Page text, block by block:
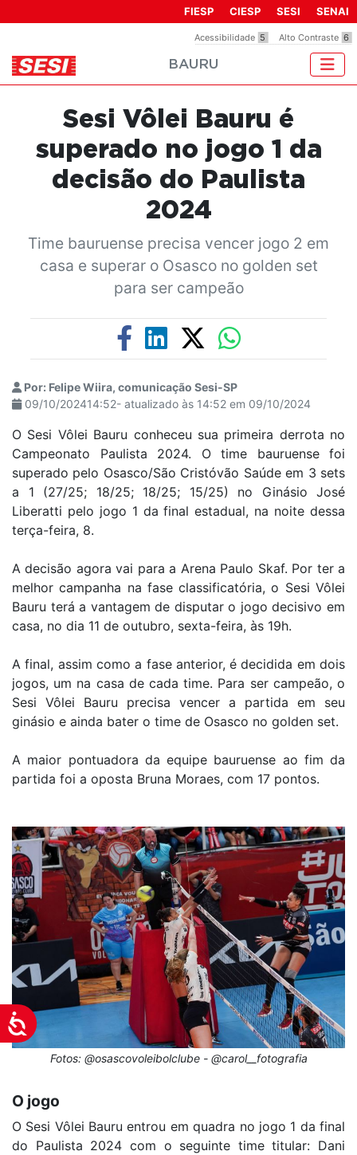
inclui
um
acessibilidade.
Acessibilidade
Acessibilidade 5 Alto Contraste 6
FIESP CIESP SESI SENAI
BAURU
Sesi Vôlei Bauru é
superado no jogo 1 da
decisão do Paulista
2024
Time bauruense precisa vencer jogo 2 em
casa e superar o Osasco no golden set
para ser campeão
Por: Felipe Wiira, comunicação Sesi-SP
09/10/202414:52- atualizado às 14:52 em 09/10/2024
O Sesi Vôlei Bauru conheceu sua primeira derrota no
Campeonato Paulista 2024. O time bauruense foi
superado pelo Osasco/São Cristóvão Saúde em 3 sets
a 1 (27/25; 18/25; 18/25; 15/25) no Ginásio José
Liberatti pelo jogo 1 da final estadual, na noite dessa
terça-feira, 8.
A decisão agora vai para a Arena Paulo Skaf. Por ter a
melhor campanha na fase classificatória, o Sesi Vôlei
Bauru terá a vantagem de disputar o jogo decisivo em
casa, no dia 11 de outubro, sexta-feira, às 19h.
A final, assim como a fase anterior, é decidida em dois
jogos, um na casa de cada time. Para ser campeão, o
Sesi Vôlei Bauru precisa vencer a partida em seu
ginásio e ainda bater o time de Osasco no golden set.
A maior pontuadora da equipe bauruense ao fim da
partida foi a oposta Bruna Moraes, com 17 pontos.
Fotos: @osascovoleibolclube - @carol__fotografia
O jogo
O Sesi Vôlei Bauru entrou em quadra no jogo 1 da final
do Paulista 2024 com o seguinte time titular: Dani